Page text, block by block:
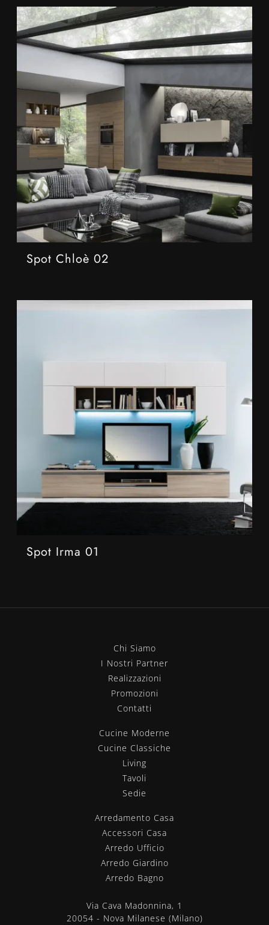
Spot Chloè 02
Spot Irma 01
Chi Siamo
I Nostri Partner
Realizzazioni
Promozioni
Contatti
Cucine Moderne
Cucine Classiche
Living
Tavoli
Sedie
Arredamento Casa
Accessori Casa
Arredo Ufficio
Arredo Giardino
Arredo Bagno
Via Cava Madonnina, 1
20054 - Nova Milanese (Milano)